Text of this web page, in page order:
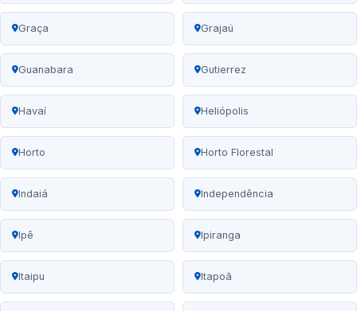
Graça Grajaú
Guanabara Gutierrez
Havaí Heliópolis
Horto Horto Florestal
Indaiá Independência
Ipê Ipiranga
Itaipu Itapoã